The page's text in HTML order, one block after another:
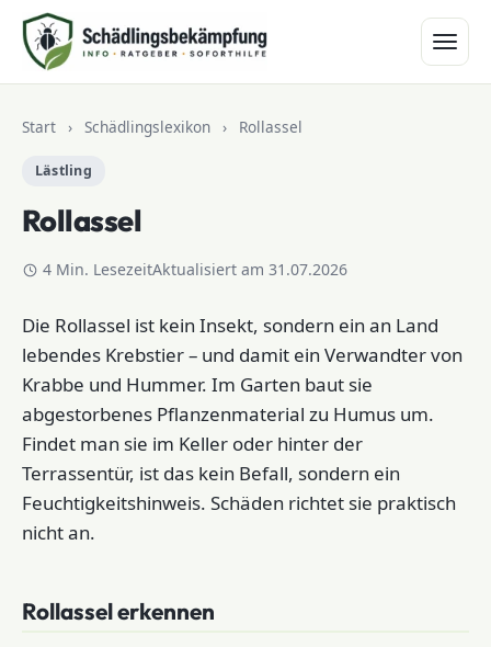
Zum Inhalt springen
Start › Schädlingslexikon › Rollassel
Lästling
Rollassel
4 Min. LesezeitAktualisiert am 31.07.2026
Die Rollassel ist kein Insekt, sondern ein an Land
lebendes Krebstier – und damit ein Verwandter von
Krabbe und Hummer. Im Garten baut sie
abgestorbenes Pflanzenmaterial zu Humus um.
Findet man sie im Keller oder hinter der
Terrassentür, ist das kein Befall, sondern ein
Feuchtigkeitshinweis. Schäden richtet sie praktisch
nicht an.
Rollassel erkennen